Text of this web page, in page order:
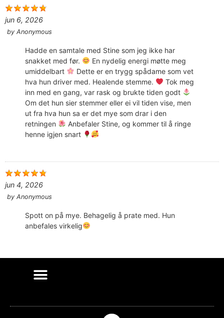
jun 6, 2026
by Anonymous
Hadde en samtale med Stine som jeg ikke har
snakket med før.
En nydelig energi møtte meg
umiddelbart
Dette er en trygg spådame som vet
hva hun driver med. Healende stemme.
Tok meg
inn med en gang, var rask og brukte tiden godt
Om det hun sier stemmer eller ei vil tiden vise, men
ut fra hva hun sa er det mye som drar i den
retningen
Anbefaler Stine, og kommer til å ringe
henne igjen snart
jun 4, 2026
by Anonymous
Spott on på mye. Behagelig å prate med. Hun
anbefales virkelig